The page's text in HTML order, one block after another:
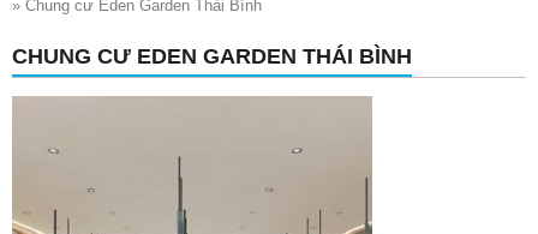
» Chung cư Eden Garden Thái Bình
CHUNG CƯ EDEN GARDEN THÁI BÌNH